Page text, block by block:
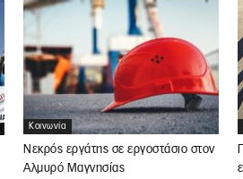
Κοινωνία
Νεκρός εργάτης σε εργοστάσιο στον
Αλμυρό Μαγνησίας